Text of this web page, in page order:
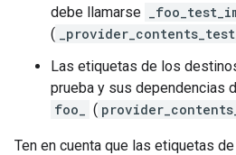
debe llamarse
(
Las etiquetas de los
prueba y sus dependencias
foo_
( provider_contents_
Ten en cuenta que las etiquetas